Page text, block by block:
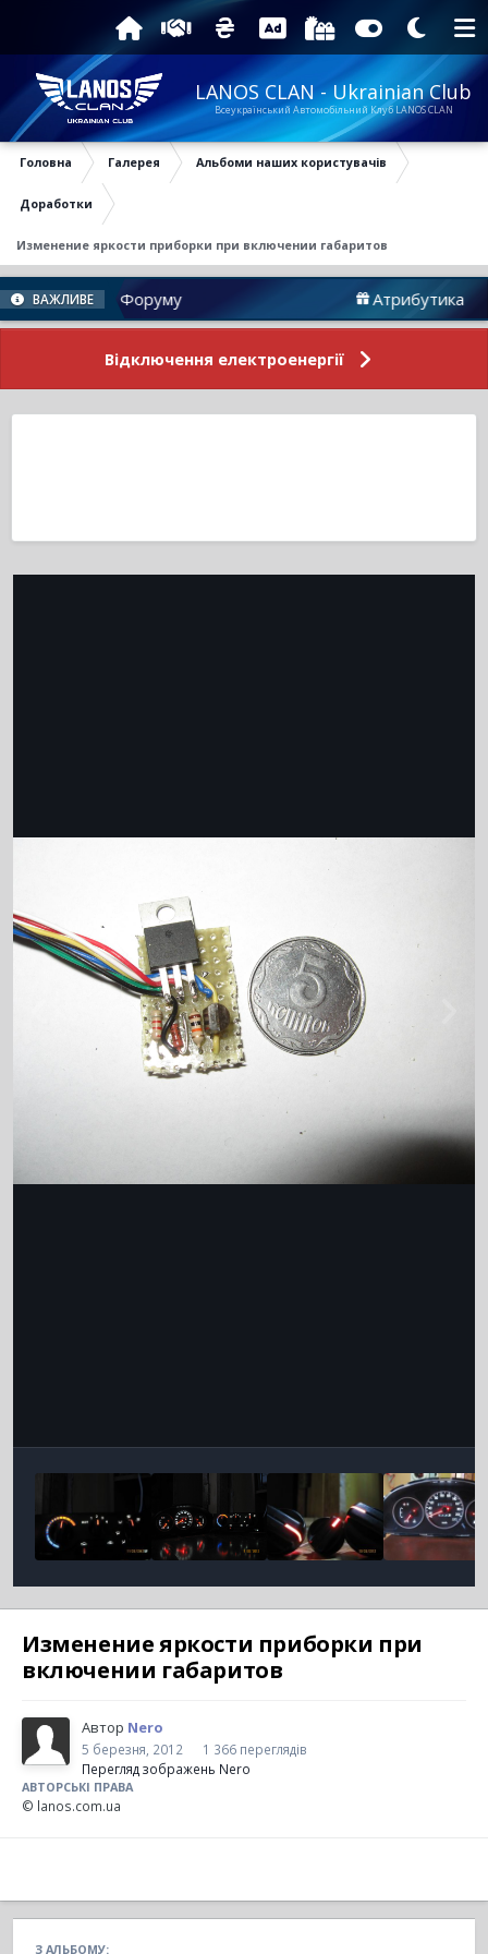
LANOS CLAN - Ukrainian Club
Всеукраїнський Автомобільний Клуб LANOS CLAN
Головна Галерея Альбоми наших користувачів
Доработки
Изменение яркости приборки при включении габаритов
ВАЖЛИВЕ
Новини Форуму Атрибутика
Відключення електроенергії
Изменение яркости приборки при
включении габаритов
Автор Nero
5 березня, 2012
1 366 переглядів
Перегляд зображень Nero
АВТОРСЬКІ ПРАВА
© lanos.com.ua
З АЛЬБОМУ: